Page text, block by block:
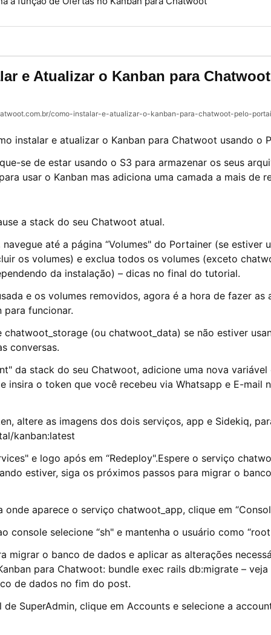
e Atualizar o Kanban para
como-instalar-e-atualizar-o-kanban-para-chatwoot-pelo-
instalar e atualizar o Kanban para Chatwoot usando o
se de estar usando o S3 para armazenar os seus
usar o Kanban mas adiciona uma camada a mais de
a stack do seu Chatwoot atual.
até a página “Volumes" do Portainer (se estiver
os volumes) e exclua todos os volumes (exceto
da instalação) – dicas no final do tutorial.
e os volumes removidos, agora é a hora de fazer as
para funcionar.
(ou chatwoot_data) se não estiver
conversas.
da stack do seu Chatwoot, adicione uma nova variável
e insira o token que você recebeu via Whatsapp e E-mail
altere as imagens dos dois serviços, app e Sidekiq,
kanban:latest
e logo após em “Redeploy".Espere o serviço
estiver, siga os próximos passos para migrar o
onde aparece o serviço chatwoot_app, clique em
console selecione “sh" e mantenha o usuário como
migrar o banco de dados e aplicar as alterações
para Chatwoot: bundle exec rails db:migrate –
de dados no fim do post.
de SuperAdmin, clique em Accounts e selecione a